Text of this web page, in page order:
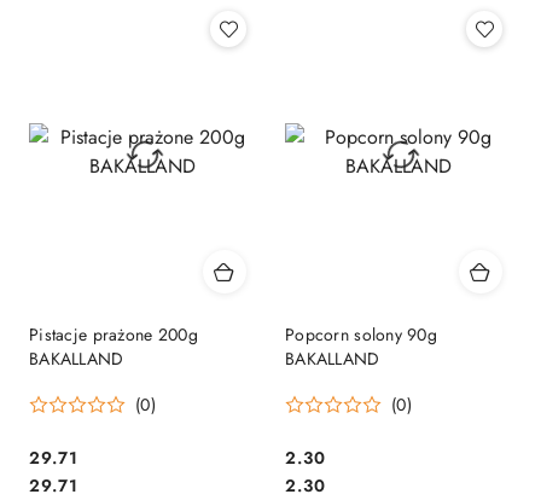
Pistacje prażone 200g
BAKALLAND
(0)
Cena:
29.71
Cena:
29.71
Popcorn solony 90g
BAKALLAND
(0)
Cena:
2.30
Cena:
2.30